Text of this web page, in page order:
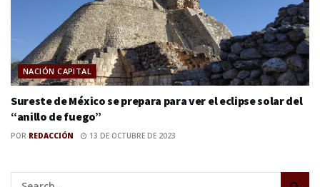
NACIÓN CAPITAL
Sureste de México se prepara para ver el eclipse solar del
“anillo de fuego”
POR REDACCIÓN 13 DE OCTUBRE DE 2023